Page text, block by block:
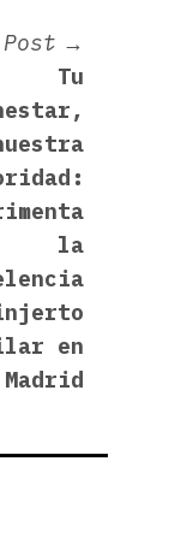
post:
Tu
la
en
Madrid